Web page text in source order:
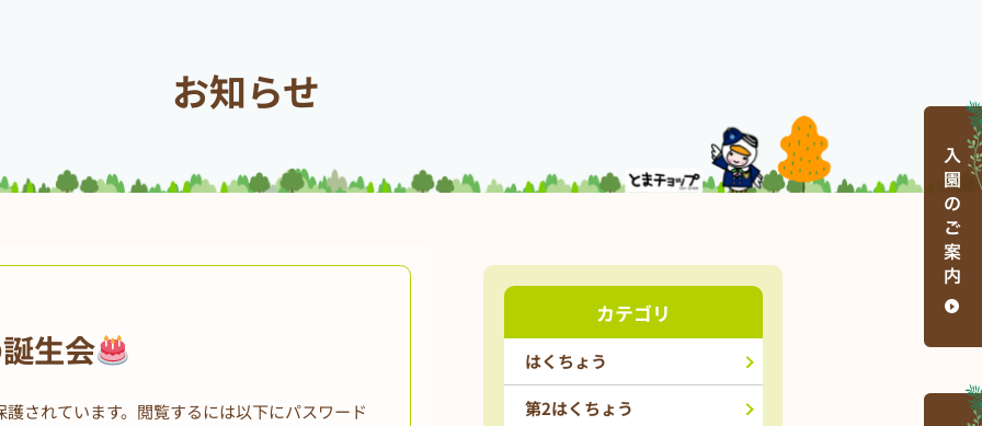
お知らせ
生会
されています。閲覧するには以下にパスワード
カテゴリ
はくちょう
第2はくちょう